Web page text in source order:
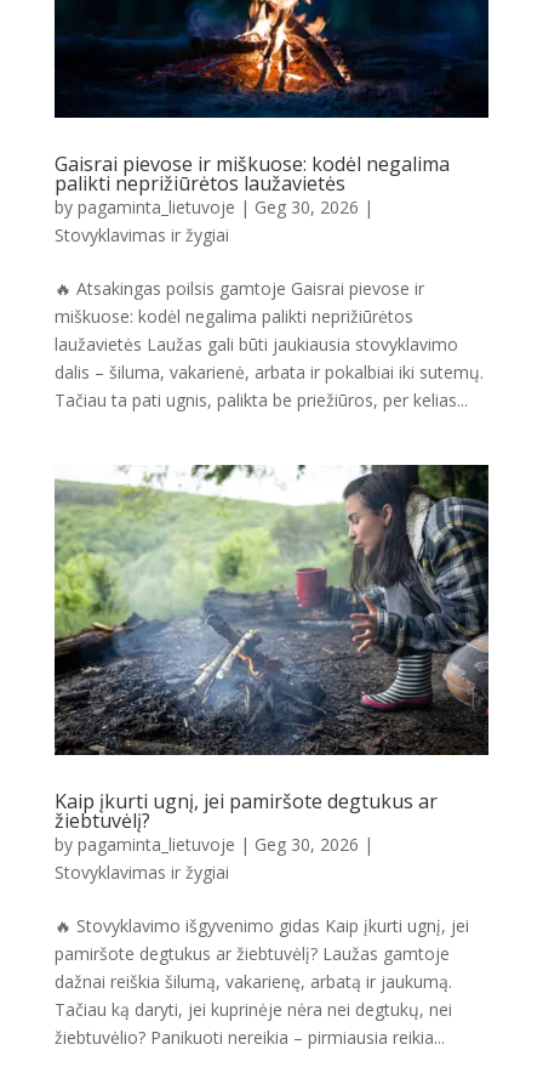
Gaisrai pievose ir miškuose: kodėl negalima
palikti neprižiūrėtos laužavietės
by pagaminta_lietuvoje | Geg 30, 2026 |
Stovyklavimas ir žygiai
🔥 Atsakingas poilsis gamtoje Gaisrai pievose ir
miškuose: kodėl negalima palikti neprižiūrėtos
laužavietės Laužas gali būti jaukiausia stovyklavimo
dalis – šiluma, vakarienė, arbata ir pokalbiai iki sutemų.
Tačiau ta pati ugnis, palikta be priežiūros, per kelias...
Kaip įkurti ugnį, jei pamiršote degtukus ar
žiebtuvėlį?
by pagaminta_lietuvoje | Geg 30, 2026 |
Stovyklavimas ir žygiai
🔥 Stovyklavimo išgyvenimo gidas Kaip įkurti ugnį, jei
pamiršote degtukus ar žiebtuvėlį? Laužas gamtoje
dažnai reiškia šilumą, vakarienę, arbatą ir jaukumą.
Tačiau ką daryti, jei kuprinėje nėra nei degtukų, nei
žiebtuvėlio? Panikuoti nereikia – pirmiausia reikia...